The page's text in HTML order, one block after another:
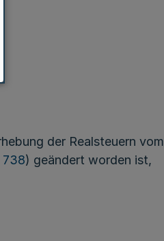
der Realsteuern vom
738) geändert worden ist,